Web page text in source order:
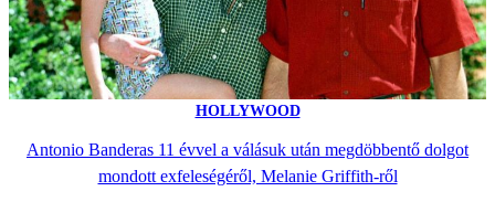
HOLLYWOOD
Antonio Banderas 11 évvel a válásuk után megdöbbentő dolgot
mondott exfeleségéről, Melanie Griffith-ről